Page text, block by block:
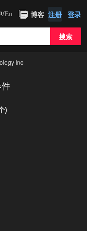
搜索
/En 博客 注册 登录
Inc
)